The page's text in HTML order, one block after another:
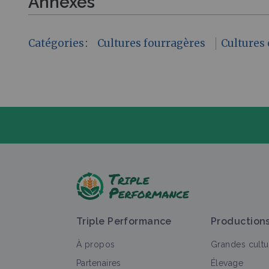
Catégories: Cultures fourragères Cultures
Triple Performance
À propos
Partenaires
Grandes
Élevage